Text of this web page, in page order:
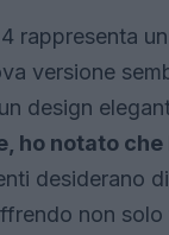
rappresenta
versione
design
ho notato
desiderano
non solo